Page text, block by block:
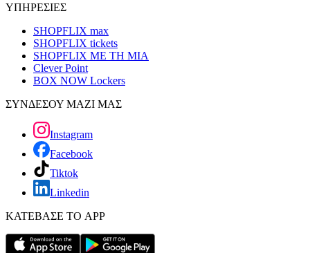
ΥΠΗΡΕΣΙΕΣ
SHOPFLIX max
SHOPFLIX tickets
SHOPFLIX ΜΕ ΤΗ ΜΙΑ
Clever Point
BOX NOW Lockers
ΣΥΝΔΕΣΟΥ ΜΑΖΙ ΜΑΣ
Instagram
Facebook
Tiktok
Linkedin
ΚΑΤΕΒΑΣΕ ΤΟ APP